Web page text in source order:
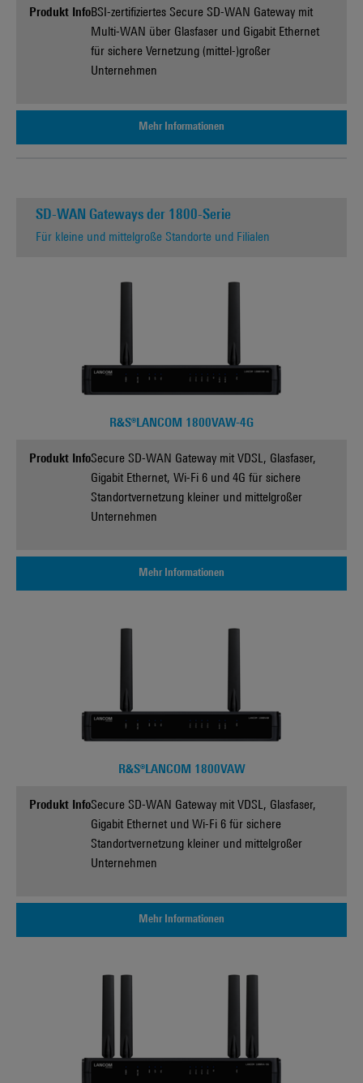
Produkt InfoBSI-zertifiziertes Secure SD-WAN Gateway mit
Multi-WAN über Glasfaser und Gigabit Ethernet
für sichere Vernetzung (mittel-)großer
Unternehmen
Mehr Informationen
SD-WAN Gateways der 1800-Serie
Für kleine und mittelgroße Standorte und Filialen
R&S®LANCOM 1800VAW-4G
Produkt InfoSecure SD-WAN Gateway mit VDSL, Glasfaser,
Gigabit Ethernet, Wi-Fi 6 und 4G für sichere
Standortvernetzung kleiner und mittelgroßer
Unternehmen
Mehr Informationen
R&S®LANCOM 1800VAW
Produkt InfoSecure SD-WAN Gateway mit VDSL, Glasfaser,
Gigabit Ethernet und Wi-Fi 6 für sichere
Standortvernetzung kleiner und mittelgroßer
Unternehmen
Mehr Informationen